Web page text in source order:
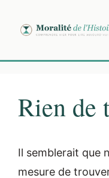
contenu
Rien de
Il semblerait que
mesure de